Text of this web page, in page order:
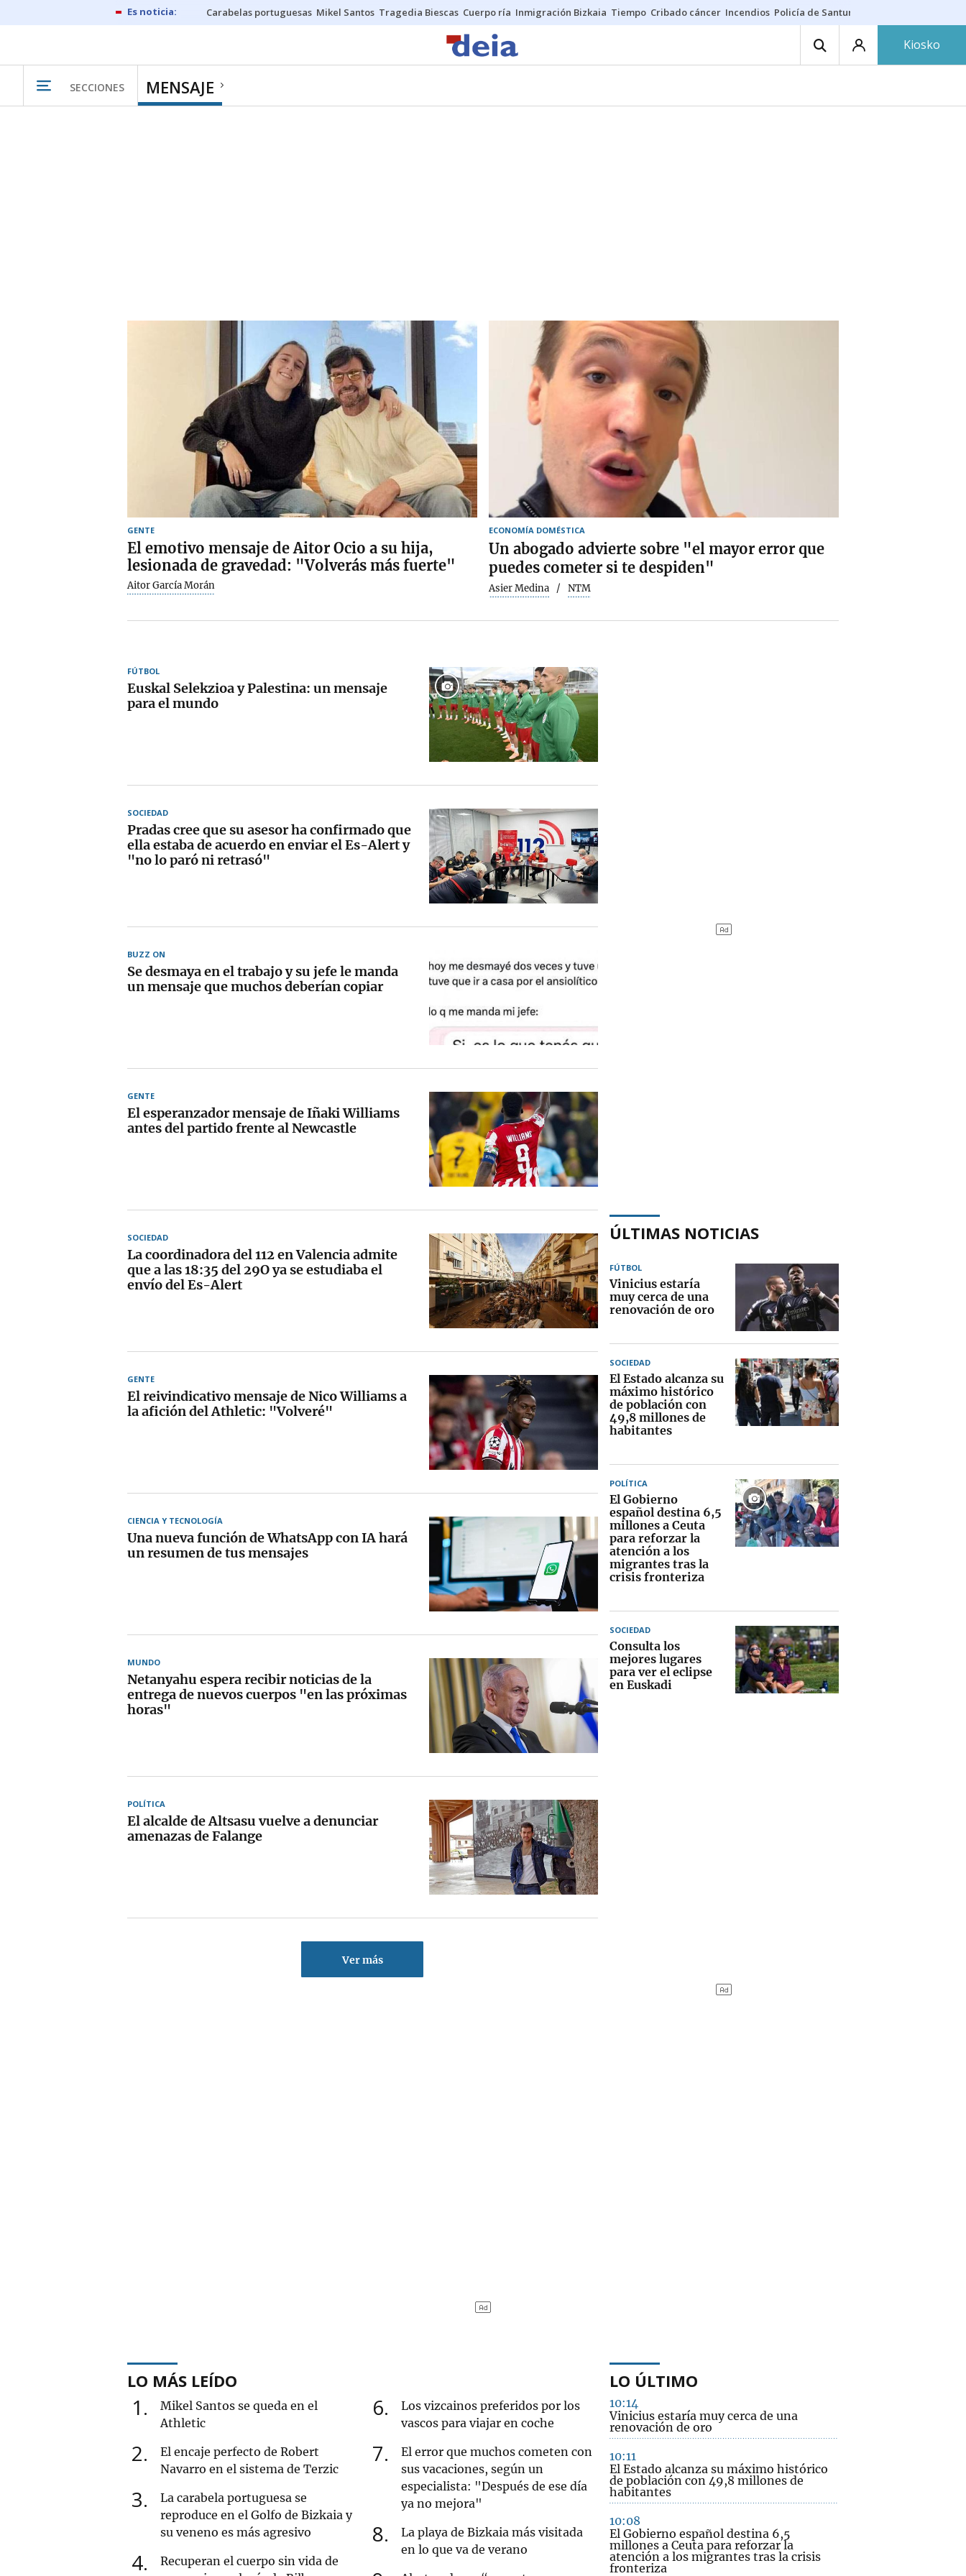
Carabelas portuguesas Mikel Santos Tragedia Biescas Cuerpo ría Inmigración Bizkaia Tiempo Cribado cáncer Incendios Policía de Santurtzi
Kiosko
SECCIONES MENSAJE
GENTE
El emotivo mensaje de Aitor Ocio a su hija,
lesionada de gravedad: "Volverás más fuerte"
Aitor García Morán
ECONOMÍA DOMÉSTICA
Un abogado advierte sobre "el mayor error que
puedes cometer si te despiden"
Asier Medina NTM
FÚTBOL
Euskal Selekzioa y Palestina: un mensaje
para el mundo
SOCIEDAD
Pradas cree que su asesor ha confirmado que
ella estaba de acuerdo en enviar el Es-Alert y
"no lo paró ni retrasó"
BUZZ ON
Se desmaya en el trabajo y su jefe le manda
un mensaje que muchos deberían copiar
GENTE
El esperanzador mensaje de Iñaki Williams
antes del partido frente al Newcastle
SOCIEDAD
La coordinadora del 112 en Valencia admite
que a las 18:35 del 29O ya se estudiaba el
envío del Es-Alert
GENTE
El reivindicativo mensaje de Nico Williams a
la afición del Athletic: "Volveré"
CIENCIA Y TECNOLOGÍA
Una nueva función de WhatsApp con IA hará
un resumen de tus mensajes
MUNDO
Netanyahu espera recibir noticias de la
entrega de nuevos cuerpos "en las próximas
horas"
POLÍTICA
El alcalde de Altsasu vuelve a denunciar
amenazas de Falange
Ver más
ÚLTIMAS NOTICIAS
FÚTBOL
Vinicius estaría
muy cerca de una
renovación de oro
SOCIEDAD
El Estado alcanza su
máximo histórico
de población con
49,8 millones de
habitantes
POLÍTICA
El Gobierno
español destina 6,5
millones a Ceuta
para reforzar la
atención a los
migrantes tras la
crisis fronteriza
SOCIEDAD
Consulta los
mejores lugares
para ver el eclipse
en Euskadi
LO MÁS LEÍDO
1
Mikel Santos se queda en el
Athletic
2
El encaje perfecto de Robert
Navarro en el sistema de Terzic
3
La carabela portuguesa se
reproduce en el Golfo de Bizkaia y
su veneno es más agresivo
4
Recuperan el cuerpo sin vida de
6
Los vizcainos preferidos por los
vascos para viajar en coche
7
El error que muchos cometen con
sus vacaciones, según un
especialista: "Después de ese día
ya no mejora"
8
La playa de Bizkaia más visitada
en lo que va de verano
LO ÚLTIMO
10:14
Vinicius estaría muy cerca de una
renovación de oro
10:11
El Estado alcanza su máximo histórico
de población con 49,8 millones de
habitantes
10:08
El Gobierno español destina 6,5
millones a Ceuta para reforzar la
atención a los migrantes tras la crisis
fronteriza